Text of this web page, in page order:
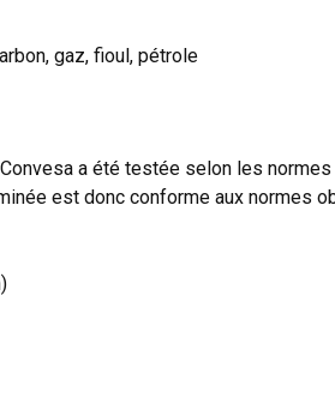
gaz, fioul, pétrole
a été testée selon les
est donc conforme aux normes